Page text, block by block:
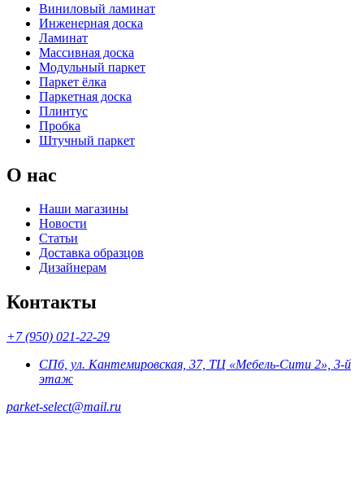
Виниловый ламинат
Инженерная доска
Ламинат
Массивная доска
Модульный паркет
Паркет ёлка
Паркетная доска
Плинтус
Пробка
Штучный паркет
О нас
Наши магазины
Новости
Статьи
Доставка образцов
Дизайнерам
Контакты
+7 (950) 021-22-29
СПб, ул. Кантемировская, 37, ТЦ «Мебель-Сити 2», 3-й
этаж
parket-select@mail.ru